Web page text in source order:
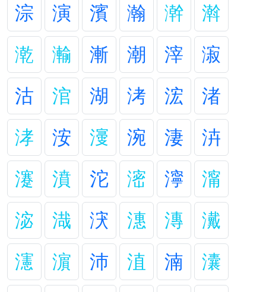
淙
演 濱 瀚 澣
濣
漧
瀭 漸 潮 滓
漃
沽
涫 湖 洘 浤
渚
涍
洝 濅 涴 淒
泋
瀽
濆 沱 滵 濘
澝
淧
渽 涋 潓 漙
瀻
瀗
濵 沛 淔 湳
灢